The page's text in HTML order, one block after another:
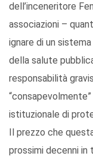
dell’inceneritore
associazioni –
ignare di un
della salute
responsabilità
istituzionale di
Il prezzo che
prossimi decenni in